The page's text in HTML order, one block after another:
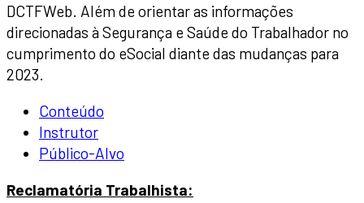
DCTFWeb. Além de orientar as informações
direcionadas à Segurança e Saúde do Trabalhador no
cumprimento do eSocial diante das mudanças para
2023.
Conteúdo
Instrutor
Público-Alvo
Reclamatória Trabalhista: